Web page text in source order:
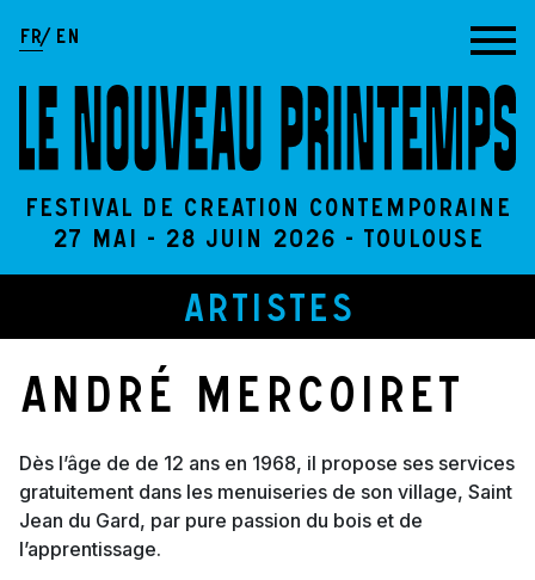
FR EN
Festival de création contemporaine
27 Mai - 28 Juin 2026 - Toulouse
Artistes
André Mercoiret
Dès l’âge de de 12 ans en 1968, il propose ses services
gratuitement dans les menuiseries de son village, Saint
Jean du Gard, par pure passion du bois et de
l’apprentissage.